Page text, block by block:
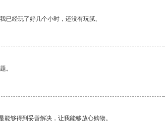
已经玩了好几个小时，还没有玩腻。
。
够得到妥善解决，让我能够放心购物。